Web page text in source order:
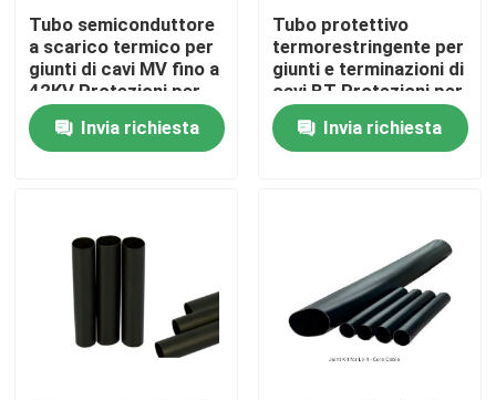
Casa
Prodotti
Video
Visita alla fabbrica
Controllo Qualità
Tubo semiconduttore
a scarico termico per
giunti di cavi MV fino a
42KV Protezioni per
cavi elettrici
Invia richiesta
Tubo protettivo
termorestringente per
giunti e terminazioni di
cavi BT Protezioni per
cavi elettrici
Invia richiesta